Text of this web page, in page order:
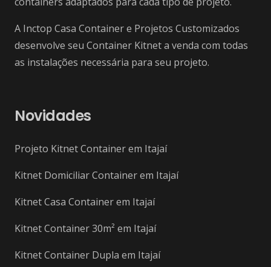
A Inctop Casa Container e Projetos Customizados
desenvolve seu Container Kitnet a venda com todas
as instalações necessária para seu projeto.
Novidades
Projeto Kitnet Container em Itajaí
Kitnet Domiciliar Container em Itajaí
Kitnet Casa Container em Itajaí
Kitnet Container 30m² em Itajaí
Kitnet Container Dupla em Itajaí